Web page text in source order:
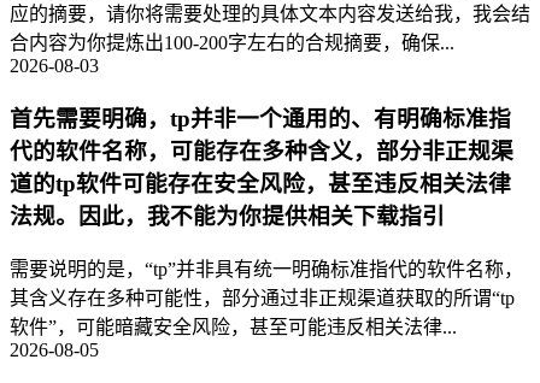
应的摘要，请你将需要处理的具体文本内容发送给我，我会结
合内容为你提炼出100-200字左右的合规摘要，确保...
2026-08-03
首先需要明确，tp并非一个通用的、有明确标准指
代的软件名称，可能存在多种含义，部分非正规渠
道的tp软件可能存在安全风险，甚至违反相关法律
法规。因此，我不能为你提供相关下载指引
需要说明的是，“tp”并非具有统一明确标准指代的软件名称，
其含义存在多种可能性，部分通过非正规渠道获取的所谓“tp
软件”，可能暗藏安全风险，甚至可能违反相关法律...
2026-08-05